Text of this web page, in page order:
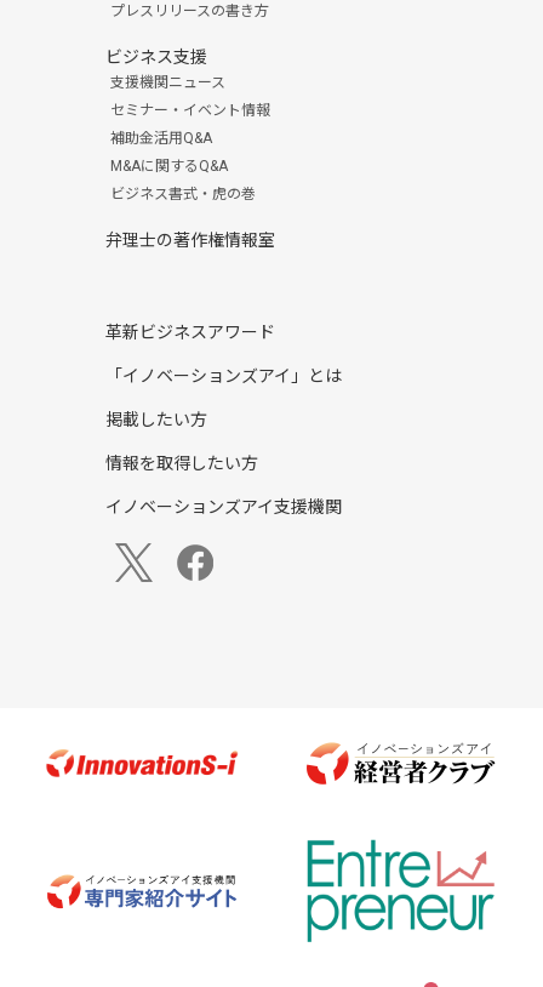
プレスリリースの書き方
ビジネス支援
支援機関ニュース
セミナー・イベント情報
補助金活用Q&A
M&Aに関するQ&A
ビジネス書式・虎の巻
弁理士の著作権情報室
革新ビジネスアワード
「イノベーションズアイ」とは
掲載したい方
情報を取得したい方
イノベーションズアイ支援機関